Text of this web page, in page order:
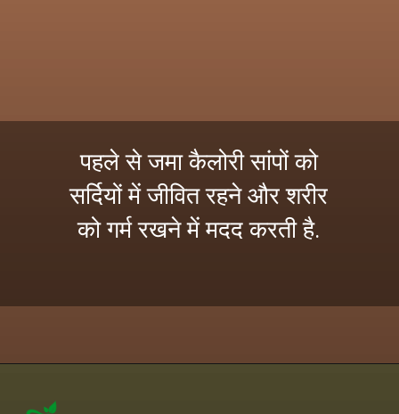
पहले से जमा कैलोरी सांपों को
सर्दियों में जीवित रहने और शरीर
को गर्म रखने में मदद करती है.